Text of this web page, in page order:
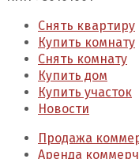
Снять квартиру
Купить комнату
Снять комнату
Купить дом
Купить участок
Новости
Продажа
Аренда